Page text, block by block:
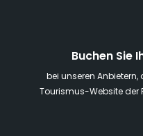
Buchen Sie
bei unseren
Tourismus-Website der